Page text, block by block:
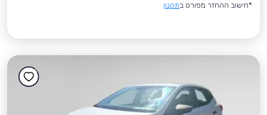
*חישוב ההחזר מפורט בתקנון